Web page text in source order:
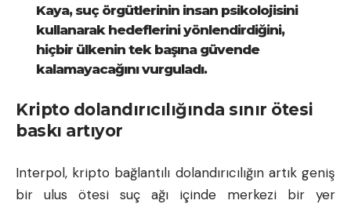
Kaya, suç örgütlerinin insan psikolojisini
kullanarak hedeflerini yönlendirdiğini,
hiçbir ülkenin tek başına güvende
kalamayacağını vurguladı.
Kripto dolandırıcılığında sınır ötesi
baskı artıyor
Interpol, kripto bağlantılı dolandırıcılığın artık geniş
bir ulus ötesi suç ağı içinde merkezi bir yer